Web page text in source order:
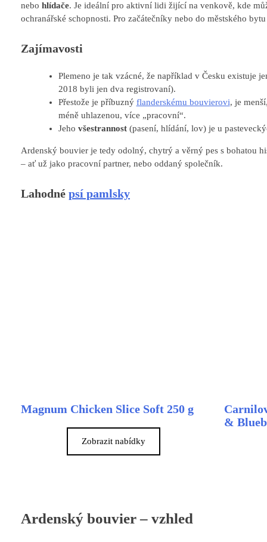
nebo hlídače. Je ideální pro aktivní lidi žijící na venkově, kde
ochranářské schopnosti. Pro začátečníky nebo do městského
Zajímavosti
Plemeno je tak vzácné, že například v Česku existuje
2018 byli jen dva registrovaní).
Přestože je příbuzný flanderskému bouvierovi, je
méně uhlazenou, více „pracovní“.
Jeho všestrannost(pasení, hlídání, lov) je u
Ardenský bouvier je tedy odolný, chytrý a věrný pes s bohatou
– ať už jako pracovní partner, nebo oddaný společník.
Lahodné psí pamlsky
Magnum Chicken Slice Soft 250 g
Zobrazit nabídky
&
Ardenský bouvier – vzhled